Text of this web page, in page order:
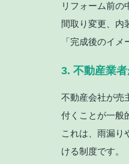
リフォーム前の
間取り変更、内
「完成後のイ
3. 不動産業
不動産会社が売
付くことが一般
これは、雨漏り
ける制度です。